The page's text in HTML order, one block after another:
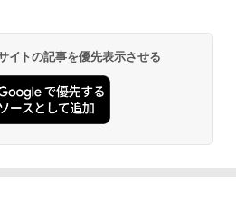
イトの記事を優先表示させる